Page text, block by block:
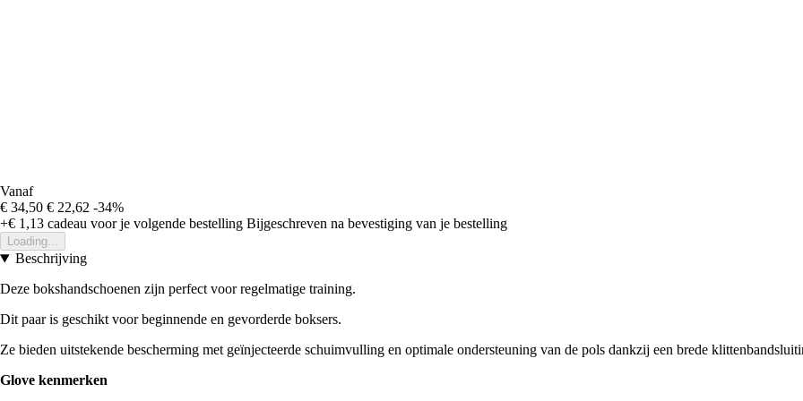
Vanaf
€ 34,50 € 22,62 -34%
+€ 1,13 cadeau voor je volgende bestelling Bijgeschreven na bevestiging van je bestelling
Loading...
Beschrijving
Deze bokshandschoenen zijn perfect voor regelmatige training.
Dit paar is geschikt voor beginnende en gevorderde boksers.
Ze bieden uitstekende bescherming met geïnjecteerde schuimvulling en optimale ondersteuning van de pols dankzij een brede
Glove kenmerken